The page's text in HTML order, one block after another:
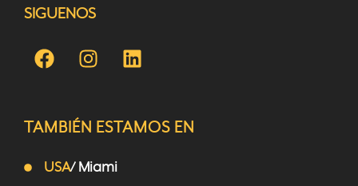
SIGUENOS
TAMBIÉN ESTAMOS EN
USA/ Miami